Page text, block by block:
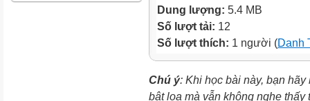
Dung lượng: 5.4 MB
Số lượt tải: 12
Số lượt thích: 1 người (Danh
Chú ý: Khi học bài này, bạn
bật loa mà vẫn không nghe